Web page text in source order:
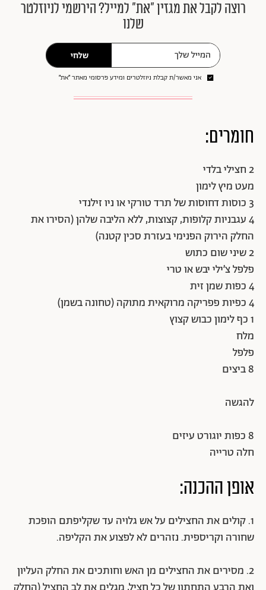
רוצה לקבל את מגזין ״את״ למייל? הירשמי לניוזלטר
שלנו
שלחי
אני מאשר/ת קבלת ניוזלטרים ומידע פרסומי מאתר ״את״
חומרים:
2 חצילי בלדי
מעט מיץ לימון
3 כוסות דחוסות של תרד טורקי או ניו זילנדי
4 עגבניות קלופות, קצוצות, ללא הליבה שלהן (הסירו את
החלק הירוק הפנימי בעזרת סכין קטנה)
2 שיני שום כתוש
פלפל צ׳ילי יבש או טרי
4 כפות שמן זית
4 כפיות פפריקה מרוקאית מתוקה (טחונה בשמן)
1 כף לימון כבוש קצוץ
מלח
פלפל
8 ביצים
להגשה
8 כפות יוגורט עיזים
חלה טרייה
אופן ההכנה:
1. קולים את החצילים על אש גלויה עד שקליפתם הופכת
שחורה וקריספית. נזהרים לא לפצוע את הקליפה.
2. מסירים את החצילים מן האש וחותכים את החלק העליון